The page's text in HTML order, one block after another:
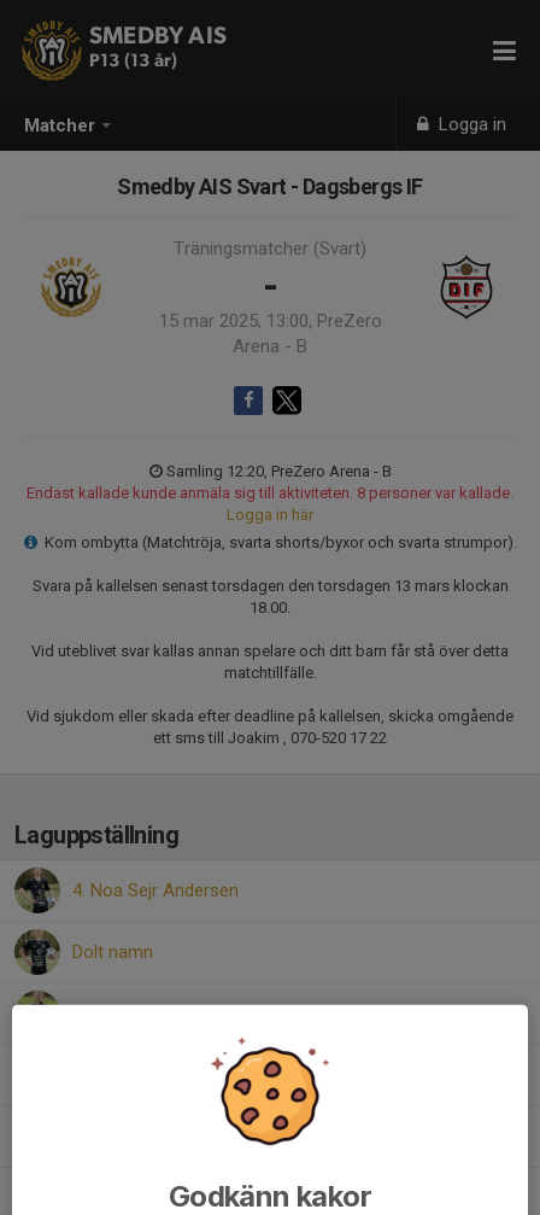
Matcher Logga in
SMEDBY AIS
P13 (13 år)
Smedby AIS Svart - Dagsbergs IF
Träningsmatcher (Svart)
-
15 mar 2025, 13:00, PreZero
Arena - B
Samling 12:20, PreZero Arena - B
Endast kallade kunde anmäla sig till aktiviteten. 8 personer var kallade.
Logga in här
Kom ombytta (Matchtröja, svarta shorts/byxor och svarta strumpor).
Svara på kallelsen senast torsdagen den torsdagen 13 mars klockan
18.00.
Vid uteblivet svar kallas annan spelare och ditt barn får stå över detta
matchtillfälle.
Vid sjukdom eller skada efter deadline på kallelsen, skicka omgående
ett sms till Joakim , 070-520 17 22
Laguppställning
4. Noa Sejr Andersen
Dolt namn
10. Hugo Almquist-Karlsson
10. Matias Fernandes
11. Axel WickbergGodkänn kakor